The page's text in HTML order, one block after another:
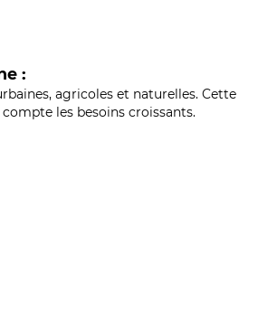
:
agricoles et naturelles. Cette
les besoins croissants.